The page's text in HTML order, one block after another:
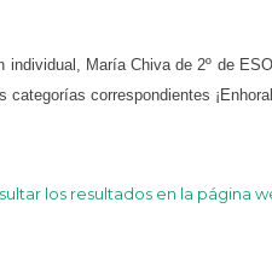
individual, María Chiva de 2º de
categorías correspondientes
los resultados en la página